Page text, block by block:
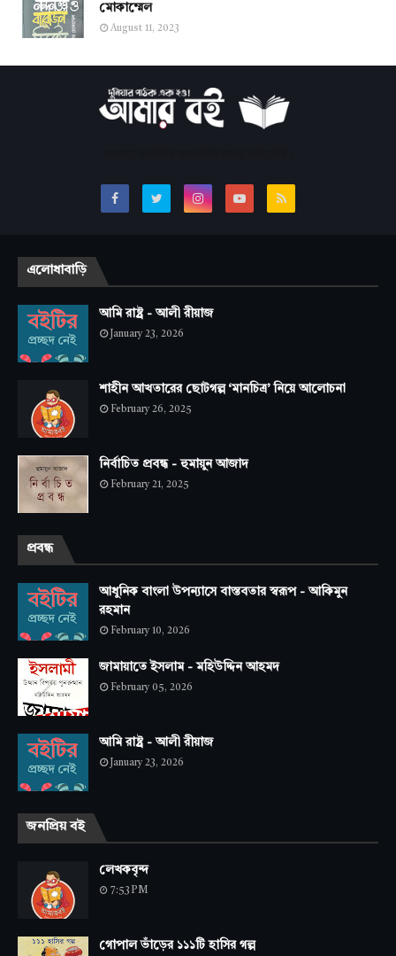
মোকাম্মেল
August 11, 2023
এলোধাবাড়ি
আমি রাষ্ট্র - আলী রীয়াজ
January 23, 2026
শাহীন আখতারের ছোটগল্প ‘মানচিত্র’ নিয়ে আলোচনা
February 26, 2025
নির্বাচিত প্রবন্ধ - হুমায়ুন আজাদ
February 21, 2025
প্রবন্ধ
আধুনিক বাংলা উপন্যাসে বাস্তবতার স্বরূপ - আকিমুন
রহমান
February 10, 2026
জামায়াতে ইসলাম - মহিউদ্দিন আহমদ
February 05, 2026
আমি রাষ্ট্র - আলী রীয়াজ
January 23, 2026
জনপ্রিয় বই
লেখকবৃন্দ
7:53 PM
গোপাল ভাঁড়ের ১১১টি হাসির গল্প